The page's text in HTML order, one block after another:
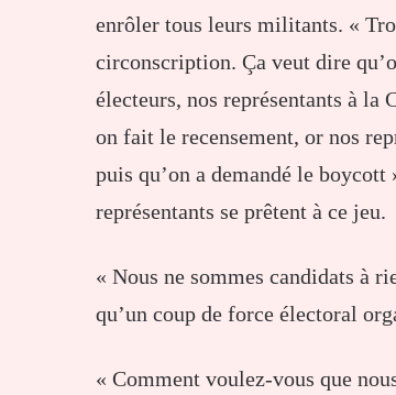
enrôler tous leurs militants. «
circonscription. Ça veut dire
électeurs, nos représentants à la
on fait le recensement, or nos
puis qu’on a demandé le
représentants se prêtent à ce jeu.
« Nous ne sommes candidats à
qu’un coup de force électoral
« Comment voulez-vous que